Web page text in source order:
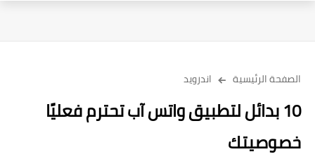
الصفحة الرئيسية اندرويد
10 بدائل لتطبيق واتس آب تحترم فعليًا
خصوصيتك